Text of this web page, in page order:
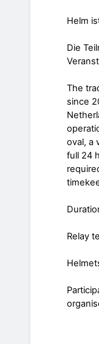
Helm
Die
The
since
oval, a
full 24
Relay